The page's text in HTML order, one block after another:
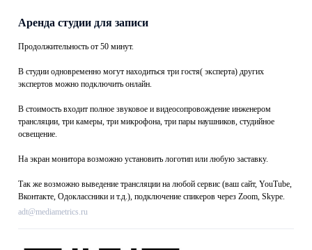
Аренда студии для записи
Продолжительность от 50 минут.
В студии одновременно могут находиться три гостя( эксперта) других
экспертов можно подключить онлайн.
В стоимость входит полное звуковое и видеосопровождение инженером
трансляции, три камеры, три микрофона, три пары наушников, студийное
освещение.
На экран монитора возможно установить логотип или любую заставку.
Так же возможно выведение трансляции на любой сервис (ваш сайт, YouTube,
Вконтакте, Одоклассники и т.д.), подключение спикеров через Zoom, Skype.
adt@mediametrics.ru